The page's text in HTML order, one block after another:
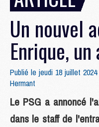
Un nouvel
Enrique,
Publié le jeudi 18 juillet
Hermant
Le PSG a annoncé
dans le staff de